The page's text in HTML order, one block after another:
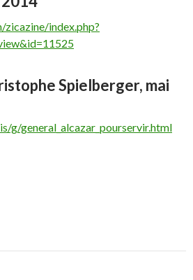
index.php?
Spielberger, mai
g/general_alcazar_pourservir.html